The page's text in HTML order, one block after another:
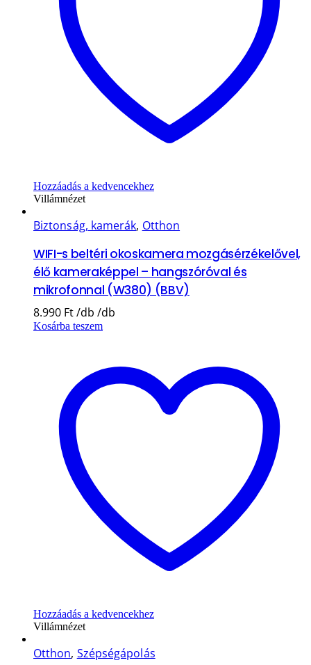
Hozzáadás a kedvencekhez
Villámnézet
Biztonság, kamerák, Otthon
WIFI-s beltéri okoskamera mozgásérzékelővel,
élő kameraképpel – hangszóróval és
mikrofonnal (W380) (BBV)
8.990 Ft
Kosárba teszem
Hozzáadás a kedvencekhez
Villámnézet
Otthon, Szépségápolás